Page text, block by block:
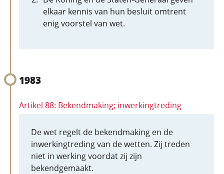
elkaar kennis van hun besluit omtrent
enig voorstel van wet.
1983
Artikel 88: Bekendmaking; inwerkingtreding
De wet regelt de bekendmaking en de
inwerkingtreding van de wetten. Zij treden
niet in werking voordat zij zijn
bekendgemaakt.